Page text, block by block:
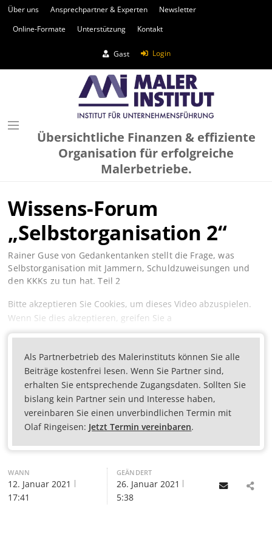
Über uns Ansprechpartner & Experten
Newsletter
Online-Formate
Unterstützung Kontakt
Gast Login
Übersichtliche Finanzen & effiziente
Organisation für erfolgreiche
Malerbetriebe.
Wissens-Forum
„Selbstorganisation 2“
Rainer Guse von Gedankentanken stellt die Frage, was
Selbstorganisation mit Jammern, Schuldzuweisungen und
den KKKs zu tun hat. Teil 2
Bitte akzeptieren Sie Cookies, um dieses Video abzuspielen.
Wenn Sie dies akzeptieren, greifen Sie a
Als Partnerbetrieb des Malerinstituts können Sie alle
Beiträge kostenfrei lesen. Wenn Sie Partner sind,
erhalten Sie entsprechende Zugangsdaten. Sollten Sie
bislang kein Partner sein und Interesse haben,
vereinbaren Sie einen unverbindlichen Termin mit
Olaf Ringeisen: Jetzt Termin vereinbaren.
WANN
12. Januar 2021
17:41
GEÄNDERT
26. Januar 2021
5:38
Email